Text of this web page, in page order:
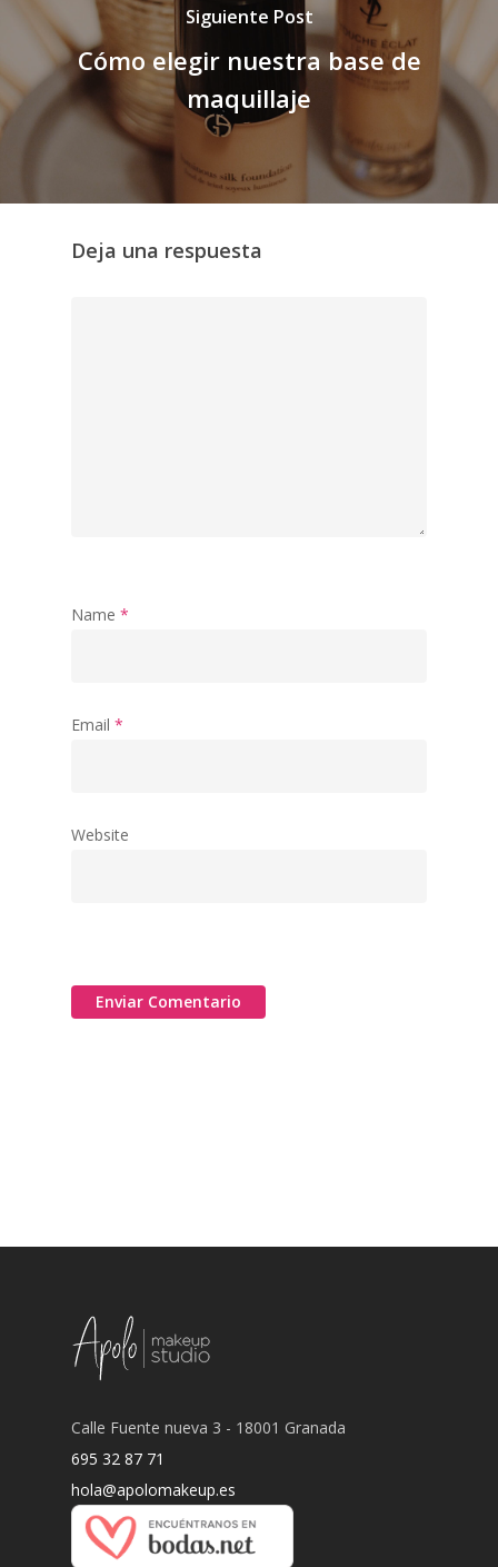
Siguiente Post
Cómo elegir nuestra base de
maquillaje
Deja una respuesta
Name *
Email *
Website
Calle Fuente nueva 3 - 18001 Granada
695 32 87 71
hola@apolomakeup.es